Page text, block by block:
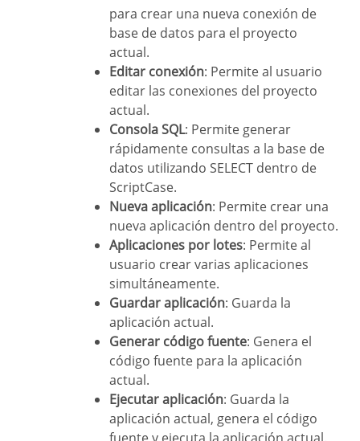
para crear una nueva conexión de
base de datos para el proyecto
actual.
Editar conexión: Permite al usuario
editar las conexiones del proyecto
actual.
Consola SQL: Permite generar
rápidamente consultas a la base de
datos utilizando SELECT dentro de
ScriptCase.
Nueva aplicación: Permite crear una
nueva aplicación dentro del proyecto.
Aplicaciones por lotes: Permite al
usuario crear varias aplicaciones
simultáneamente.
Guardar aplicación: Guarda la
aplicación actual.
Generar código fuente: Genera el
código fuente para la aplicación
actual.
Ejecutar aplicación: Guarda la
aplicación actual, genera el código